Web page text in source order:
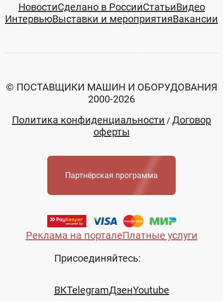
НовостиСделано в РоссииСтатьиВидео
ИнтервьюВыставки и мероприятияВакансии
Реклама на порталеПлатные услуги
© ПОСТАВЩИКИ МАШИН И ОБОРУДОВАНИЯ
2000-2026
Политика конфиденциальности / Договор
оферты
Партнёрская программа
Присоединяйтесь:
ВКTelegramДзенYoutube